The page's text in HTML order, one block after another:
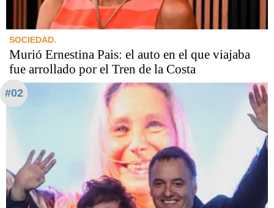
SOCIEDAD.
Murió Ernestina Pais: el auto en el que viajaba
fue arrollado por el Tren de la Costa
#02